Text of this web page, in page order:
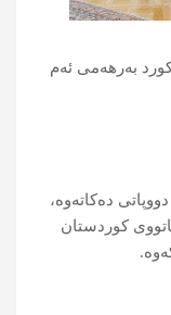
بەرھەمی ئەم
ده‌كاته‌وه‌،
كوردستان